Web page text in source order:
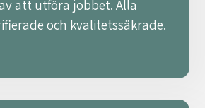
att utföra jobbet. Alla
och kvalitetssäkrade.